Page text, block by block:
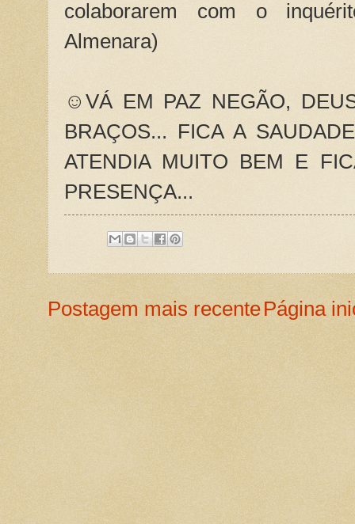
colaborarem com o
Almenara)
☺VÁ EM PAZ NEGÃO,
BRAÇOS... FICA A
ATENDIA MUITO BEM E
PRESENÇA...
Postagem mais recentePágina